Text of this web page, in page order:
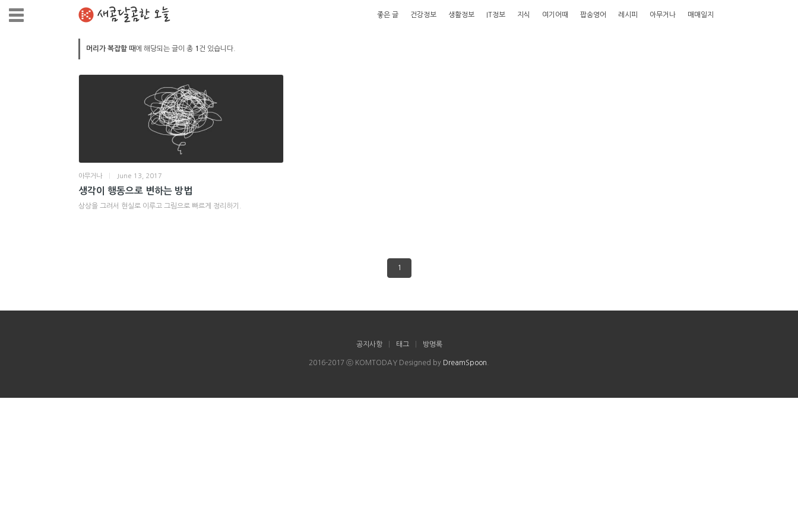
새콤달콤한 오늘 좋은 글 건강정보 생활정보 IT정보 지식 여기어때 팝송영어 레시피 아무거나 매매일지
머리가 복잡할 때에 해당되는 글이 총 1 건 있습니다.
아무거나 June 13, 2017
생각이 행동으로 변하는 방법
상상을 그려서 현실로 이루고 그림으로 빠르게 정리하기.
1
공지사항 태그 방명록
2016-2017 ⓒ KOMTODAY Designed by DreamSpoon